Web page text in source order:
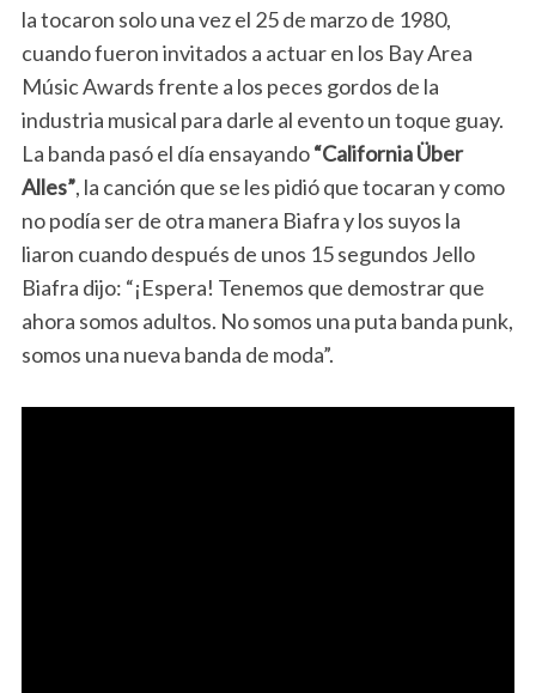
la tocaron solo una vez el 25 de marzo de 1980,
cuando fueron invitados a actuar en los Bay Area
Músic Awards frente a los peces gordos de la
industria musical para darle al evento un toque guay.
La banda pasó el día ensayando“California Über
Alles”, la canción que se les pidió que tocaran y como
no podía ser de otra manera Biafra y los suyos la
liaron cuando después de unos 15 segundos Jello
Biafra dijo: “¡Espera! Tenemos que demostrar que
ahora somos adultos. No somos una puta banda punk,
somos una nueva banda de moda”.